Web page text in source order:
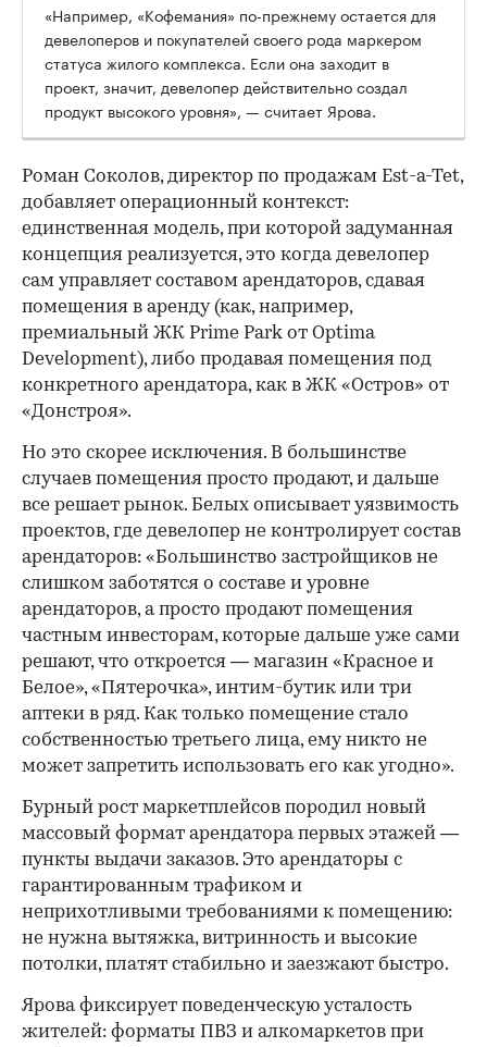
«Например, «Кофемания» по-прежнему остается для
девелоперов и покупателей своего рода маркером
статуса жилого комплекса. Если она заходит в
проект, значит, девелопер действительно создал
продукт высокого уровня», — считает Ярова.
Роман Соколов, директор по продажам Est-a-Tet,
добавляет операционный контекст:
единственная модель, при которой задуманная
концепция реализуется, это когда девелопер
сам управляет составом арендаторов, сдавая
помещения в аренду (как, например,
премиальный ЖК Prime Park от Optima
Development), либо продавая помещения под
конкретного арендатора, как в ЖК «Остров» от
«Донстроя».
Но это скорее исключения. В большинстве
случаев помещения просто продают, и дальше
все решает рынок. Белых описывает уязвимость
проектов, где девелопер не контролирует состав
арендаторов: «Большинство застройщиков не
слишком заботятся о составе и уровне
арендаторов, а просто продают помещения
частным инвесторам, которые дальше уже сами
решают, что откроется — магазин «Красное и
Белое», «Пятерочка», интим-бутик или три
аптеки в ряд. Как только помещение стало
собственностью третьего лица, ему никто не
может запретить использовать его как угодно».
Бурный рост маркетплейсов породил новый
массовый формат арендатора первых этажей —
пункты выдачи заказов. Это арендаторы с
гарантированным трафиком и
неприхотливыми требованиями к помещению:
не нужна вытяжка, витринность и высокие
потолки, платят стабильно и заезжают быстро.
Ярова фиксирует поведенческую усталость
жителей: форматы ПВЗ и алкомаркетов при